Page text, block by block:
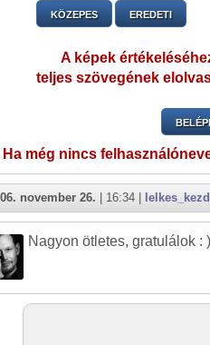
KÖZEPES EREDETI
A képek
teljes szövegének
Ha még nincs
november 26. | 16:34 |
Nagyon ötletes, gratulálok : )